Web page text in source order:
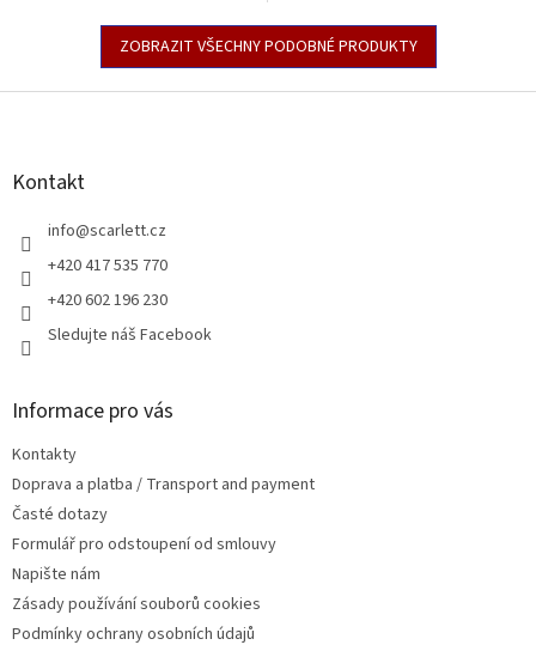
ZOBRAZIT VŠECHNY PODOBNÉ PRODUKTY
Z
Kontakt
info@scarlett.cz
+420 417 535 770
+420 602 196 230
Sledujte náš Facebook
Informace pro vás
Kontakty
Doprava a platba / Transport and payment
Časté dotazy
Formulář pro odstoupení od smlouvy
Napište nám
Zásady používání souborů cookies
Podmínky ochrany osobních údajů